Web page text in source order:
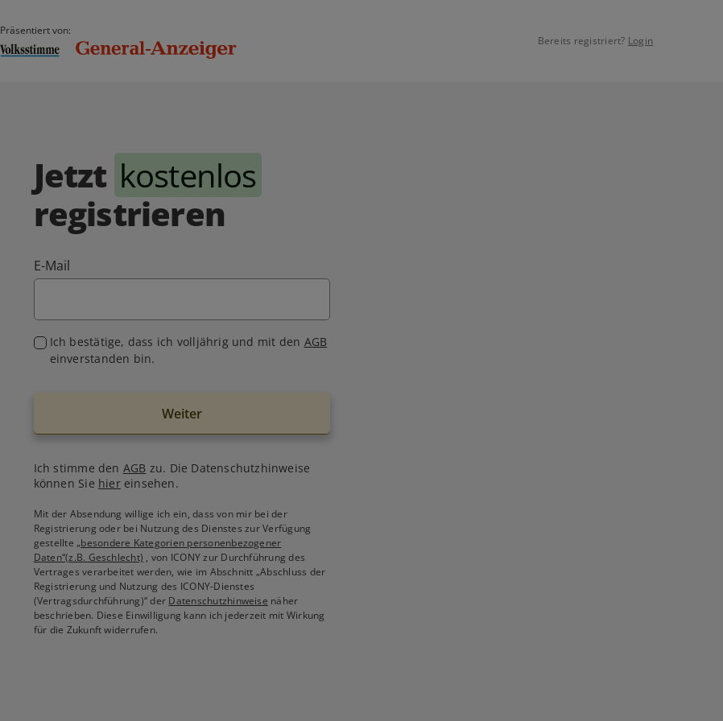
Präsentiert von:
Bereits registriert? Login
Jetzt kostenlos
registrieren
E-Mail
Ich bestätige, dass ich volljährig und mit den AGB
einverstanden bin.
Weiter
Ich stimme den AGB zu. Die Datenschutzhinweise
können Sie hiereinsehen.
Mit der Absendung willige ich ein, dass von mir bei der
Registrierung oder bei Nutzung des Dienstes zur Verfügung
gestellte„besondere Kategorien personenbezogener
Daten“(z.B. Geschlecht) , von ICONY zur Durchführung des
Vertrages verarbeitet werden, wie im Abschnitt „Abschluss der
Registrierung und Nutzung des ICONY-Dienstes
(Vertragsdurchführung)“ der Datenschutzhinweise näher
beschrieben. Diese Einwilligung kann ich jederzeit mit Wirkung
für die Zukunft widerrufen.